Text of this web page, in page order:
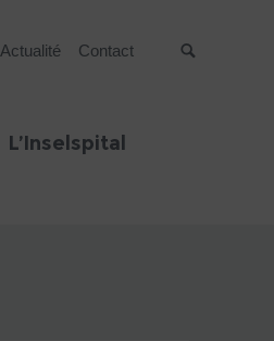
Actualité Contact
L’Inselspital